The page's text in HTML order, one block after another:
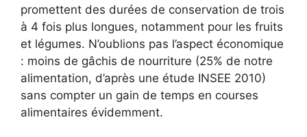
promettent des durées de conservation de trois
à 4 fois plus longues, notamment pour les fruits
et légumes. N’oublions pas l’aspect économique
: moins de gâchis de nourriture (25% de notre
alimentation, d’après une étude INSEE 2010)
sans compter un gain de temps en courses
alimentaires évidemment.